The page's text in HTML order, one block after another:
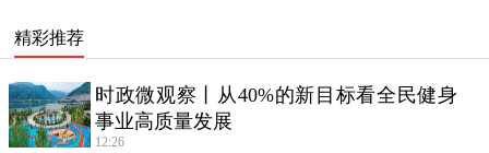
精彩推荐